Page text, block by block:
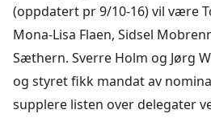
(oppdatert pr 9/10-16) vil være
Mona-Lisa Flaen, Sidsel
Sæthern. Sverre Holm og Jørg
og styret fikk mandat av
supplere listen over delegater